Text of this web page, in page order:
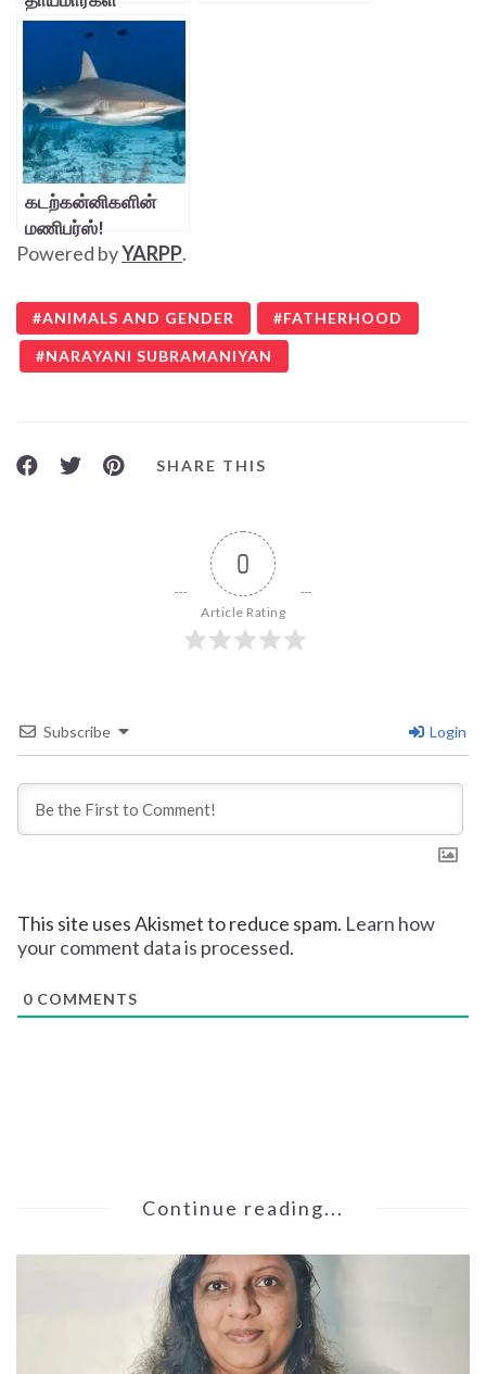
கடற்கன்னிகளின்
மணிபர்ஸ்!
Powered byYARPP.
ANIMALS AND GENDER FATHERHOOD
NARAYANI SUBRAMANIYAN
SHARE THIS
0
Article Rating
Subscribe Login
This site uses Akismet to reduce spam. Learn how
your comment data is processed.
0 COMMENTS
Continue reading...